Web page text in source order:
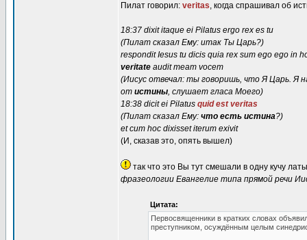
Пилат говорил: veritas, когда спрашивал об
18:37 dixit itaque ei Pilatus ergo rex es tu
(Пилат сказал Ему: итак Ты Царь?)
respondit Iesus tu dicis quia rex sum ego ego in
veritate audit meam vocem
(Иисус отвечал: ты говоришь, что Я Царь. Я
от истины, слушает гласа Моего)
18:38 dicit ei Pilatus quid est veritas
(Пилат сказал Ему: что есть истина?)
et cum hoc dixisset iterum exivit
(И, сказав это, опять вышел)
так что это Вы тут смешали в одну кучу
фразеологии Евангелие типа прямой речи
Цитата:
Первосвященники в кратких словах
преступником, осуждённым целым